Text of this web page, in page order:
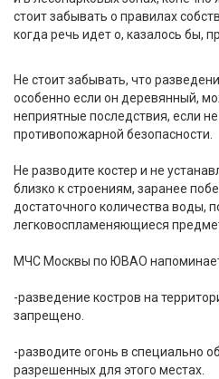
стоит забывать о правилах
когда речь идет о, казалось бы,
Не стоит забывать, что
особенно если он деревянный,
неприятные последствия, если
противопожарной безопасности.
Не разводите костер и не
близко к строениям, заранее
достаточного количества воды,
легковоспламеняющиеся
МЧС Москвы по ЮВАО
-разведение костров на
запрещено.
-разводите огонь в специально
разрешенных для этого местах.